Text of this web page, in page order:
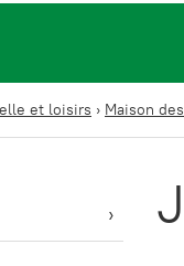
et loisirs › Maison